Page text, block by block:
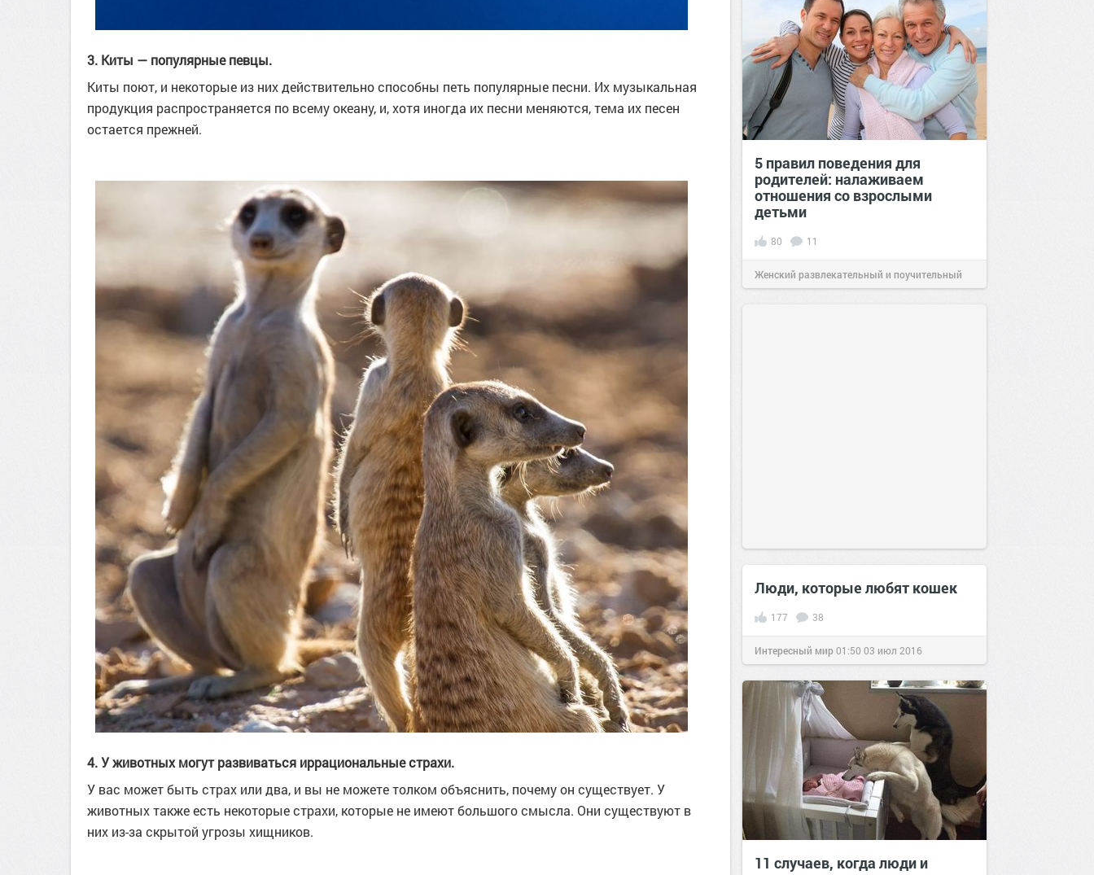
3. Киты — популярные певцы.
Киты поют, и некоторые из них действительно способны петь популярные песни. Их музыкальная
продукция распространяется по всему океану, и, хотя иногда их песни меняются, тема их песен
остается прежней.
4. У животных могут развиваться иррациональные страхи.
У вас может быть страх или два, и вы не можете толком объяснить, почему он существует. У
животных также есть некоторые страхи, которые не имеют большого смысла. Они существуют в
них из-за скрытой угрозы хищников.
5 правил поведения для
родителей: налаживаем
отношения со взрослыми
детьми
80 11
Женский развлекательный и поучительный
Люди, которые любят кошек
177 38
Интересный мир01:50 03 июл 2016
11 случаев, когда люди и